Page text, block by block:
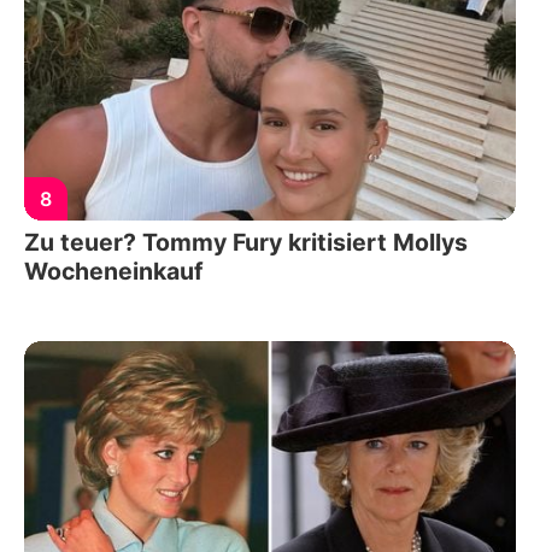
8
Zu teuer? Tommy Fury kritisiert Mollys
Wocheneinkauf